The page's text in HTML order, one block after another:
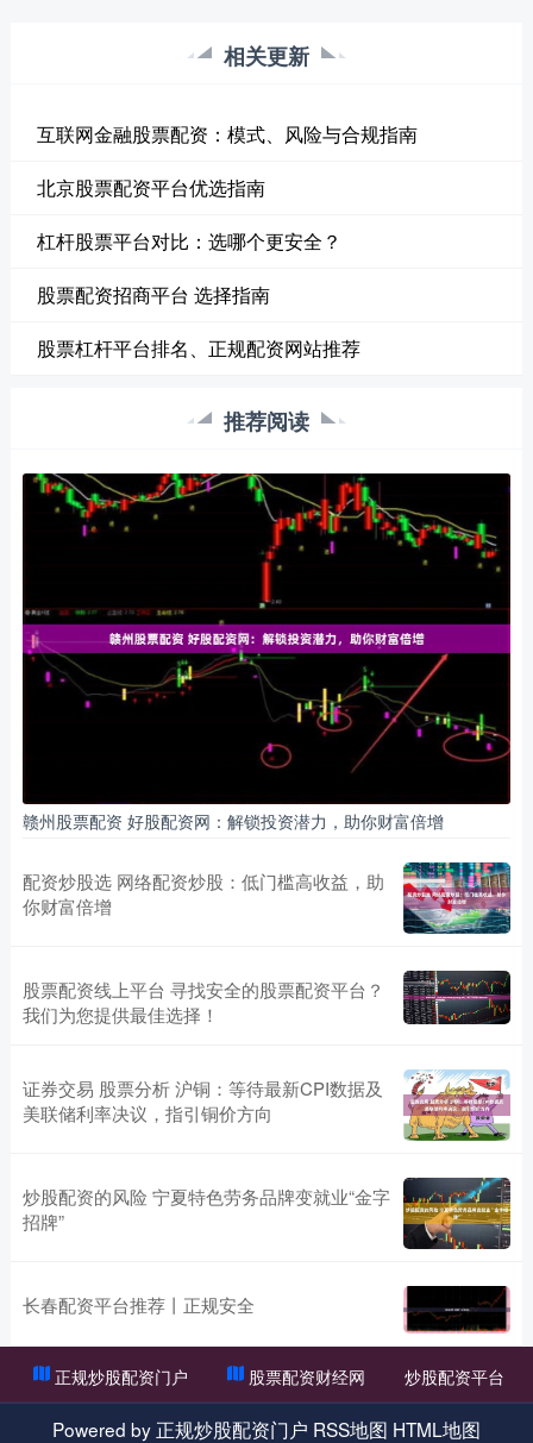
相关更新
互联网金融股票配资：模式、风险与合规指南
北京股票配资平台优选指南
杠杆股票平台对比：选哪个更安全？
股票配资招商平台 选择指南
股票杠杆平台排名、正规配资网站推荐
推荐阅读
赣州股票配资 好股配资网：解锁投资潜力，助你财富倍增
配资炒股选 网络配资炒股：低门槛高收益，助
你财富倍增
股票配资线上平台 寻找安全的股票配资平台？
我们为您提供最佳选择！
证券交易 股票分析 沪铜：等待最新CPI数据及
美联储利率决议，指引铜价方向
炒股配资的风险 宁夏特色劳务品牌变就业“金字
招牌”
长春配资平台推荐丨正规安全
正规炒股配资门户 股票配资财经网 炒股配资平台
Powered by 正规炒股配资门户 RSS地图 HTML地图